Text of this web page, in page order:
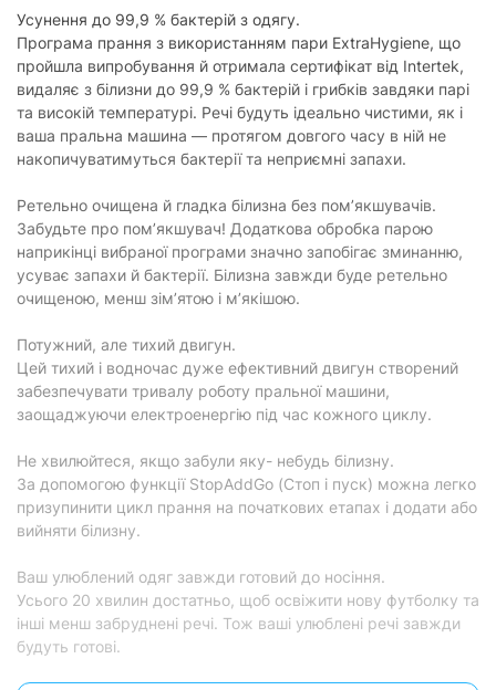
Усунення до 99,9 % бактерій з одягу.
Програма прання з використанням пари ExtraHygiene, що
пройшла випробування й отримала сертифікат від Intertek,
видаляє з білизни до 99,9 % бактерій і грибків завдяки парі
та високій температурі. Речі будуть ідеально чистими, як і
ваша пральна машина — протягом довгого часу в ній не
накопичуватимуться бактерії та неприємні запахи.
Ретельно очищена й гладка білизна без пом’якшувачів.
Забудьте про пом’якшувач! Додаткова обробка парою
наприкінці вибраної програми значно запобігає зминанню,
усуває запахи й бактерії. Білизна завжди буде ретельно
очищеною, менш зім’ятою і м’якішою.
Потужний, але тихий двигун.
Цей тихий і водночас дуже ефективний двигун створений
забезпечувати тривалу роботу пральної машини,
заощаджуючи електроенергію під час кожного циклу.
Не хвилюйтеся, якщо забули яку- небудь білизну.
За допомогою функції StopAddGo (Стоп і пуск) можна легко
призупинити цикл прання на початкових етапах і додати або
вийняти білизну.
Ваш улюблений одяг завжди готовий до носіння.
Усього 20 хвилин достатньо, щоб освіжити нову футболку та
інші менш забруднені речі. Тож ваші улюблені речі завжди
будуть готові.